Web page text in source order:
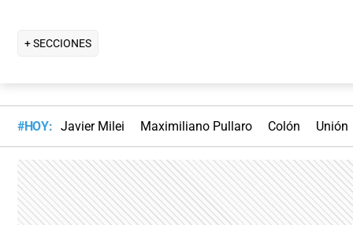
+ SECCIONES
#HOY: Javier Milei Maximiliano Pullaro Colón Unión